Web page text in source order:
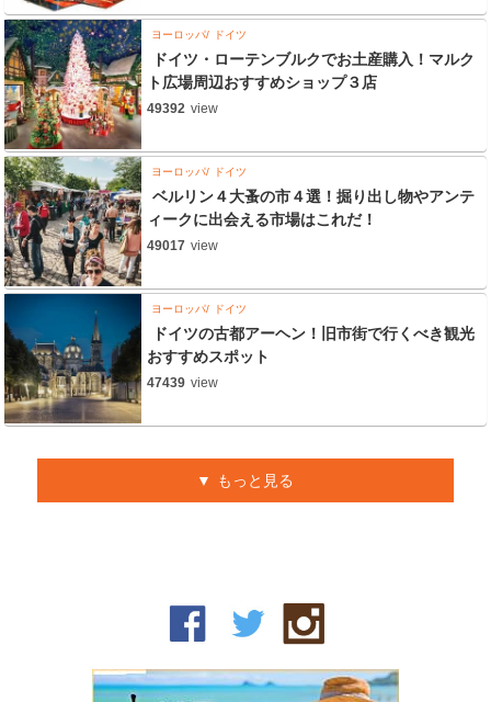
ヨーロッパ ドイツ
ドイツ・ローテンブルクでお土産購入！マルク
ト広場周辺おすすめショップ３店
49392 view
ヨーロッパ ドイツ
ベルリン４大蚤の市４選！掘り出し物やアンテ
ィークに出会える市場はこれだ！
49017 view
ヨーロッパ ドイツ
ドイツの古都アーヘン！旧市街で行くべき観光
おすすめスポット
47439 view
もっと見る